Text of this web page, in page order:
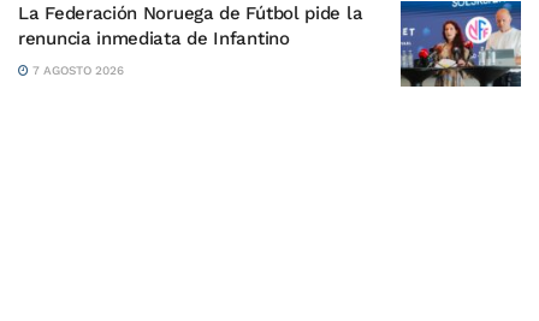
La Federación Noruega de Fútbol pide la
renuncia inmediata de Infantino
7 AGOSTO 2026